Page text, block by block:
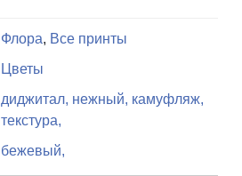
Флора, Все принты
Цветы
диджитал, нежный, камуфляж,
текстура,
бежевый,